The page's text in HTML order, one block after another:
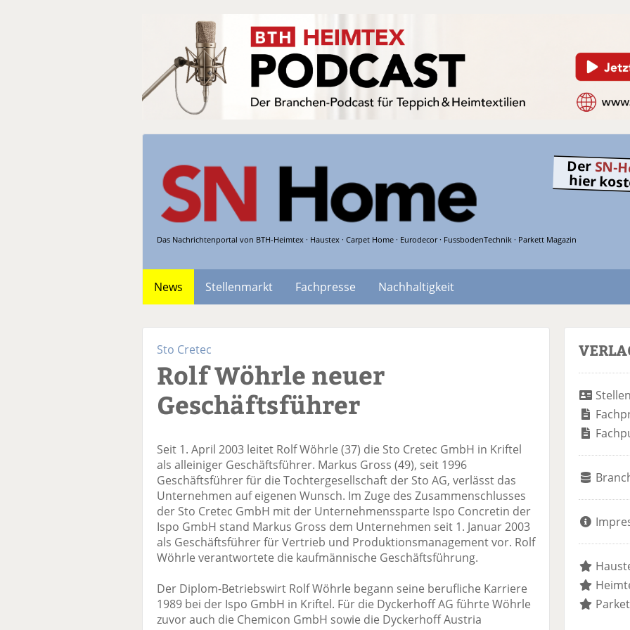
Das Nachrichtenportal von BTH-Heimtex · Haustex · Carpet Home · Eurodecor · FussbodenTechnik · Parkett Magazin
Der SN-
hier
News Stellenmarkt Fachpresse
Nachhaltigkeit
Sto Cretec
Rolf Wöhrle neuer
Geschäftsführer
Seit 1. April 2003 leitet Rolf Wöhrle (37) die Sto Cretec GmbH in Kriftel
als alleiniger Geschäftsführer. Markus Gross (49), seit 1996
Geschäftsführer für die Tochtergesellschaft der Sto AG, verlässt das
Unternehmen auf eigenen Wunsch. Im Zuge des Zusammenschlusses
der Sto Cretec GmbH mit der Unternehmenssparte Ispo Concretin der
Ispo GmbH stand Markus Gross dem Unternehmen seit 1. Januar 2003
als Geschäftsführer für Vertrieb und Produktionsmanagement vor. Rolf
Wöhrle verantwortete die kaufmännische Geschäftsführung.
Der Diplom-Betriebswirt Rolf Wöhrle begann seine berufliche Karriere
1989 bei der Ispo GmbH in Kriftel. Für die Dyckerhoff AG führte Wöhrle
zuvor auch die Chemicon GmbH sowie die Dyckerhoff Austria